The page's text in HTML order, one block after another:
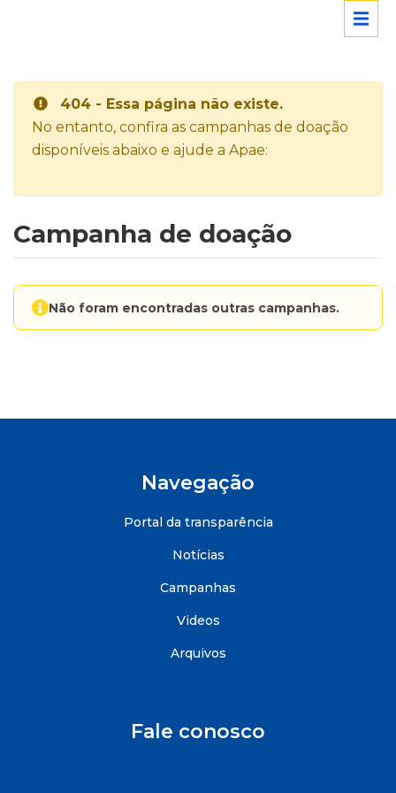
404 - Essa página não existe.
No entanto, confira as campanhas de doação
disponíveis abaixo e ajude a Apae:
Campanha de doação
Não foram encontradas outras campanhas.
Navegação
Portal da transparência
Notícias
Campanhas
Videos
Arquivos
Fale conosco